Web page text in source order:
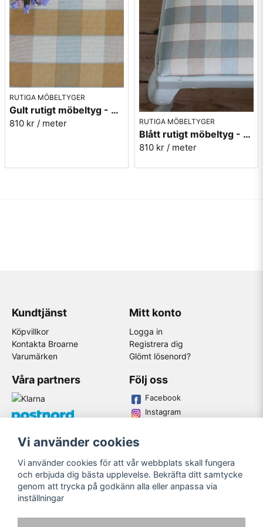
RUTIGA MÖBELTYGER
Gult rutigt möbeltyg - Katarina nr.310
810 kr / meter RUTIGA MÖBELTYGER
Blått rutigt möbeltyg - Katarina nr.390
810 kr / meter
Kundtjänst
Köpvillkor
Kontakta Broarne
Varumärken
Mitt konto
Logga in
Registrera dig
Glömt lösenord?
Våra partners Följ oss
Facebook
Instagram
© Copyright
Vi använder cookies
Vi använder cookies för att vår webbplats skall fungera
och erbjuda dig bästa upplevelse. Bekräfta ditt samtycke
genom att trycka på godkänn alla eller anpassa via
inställningar